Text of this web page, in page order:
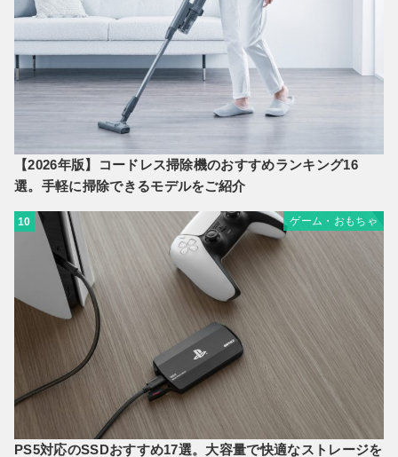
【2026年版】コードレス掃除機のおすすめランキング16
選。手軽に掃除できるモデルをご紹介
10 ゲーム・おもちゃ
PS5対応のSSDおすすめ17選。大容量で快適なストレージを